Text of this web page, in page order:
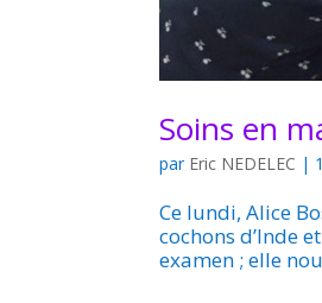
Soins en
par Eric NEDELEC |
Ce lundi, Alice
cochons d’Inde
examen ; elle